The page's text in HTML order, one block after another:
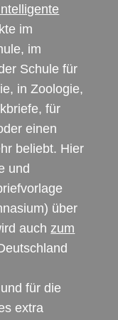
im
im
Schule für
in Zoologie,
für
einen
beliebt. Hier
und
über
auchzum
für die
extra